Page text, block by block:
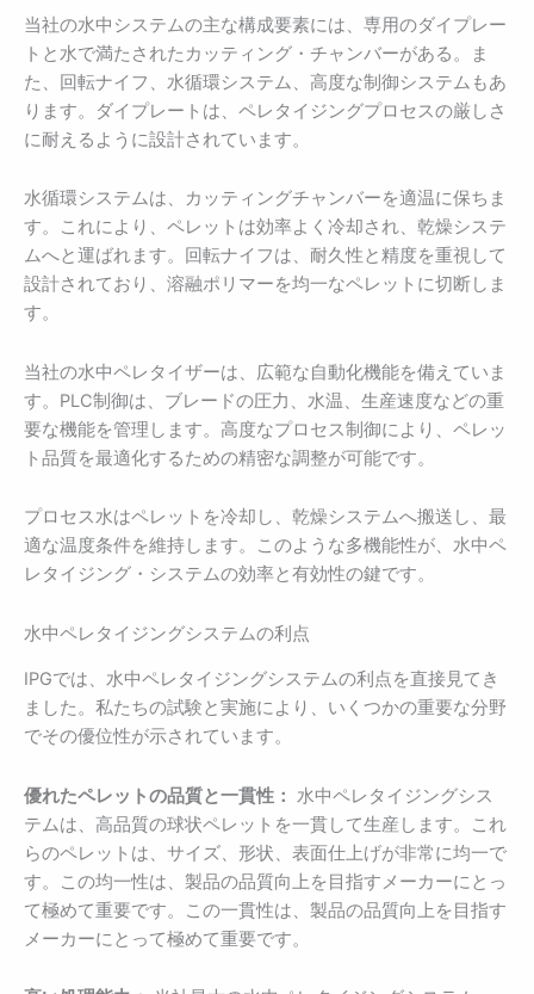
当社の水中システムの主な構成要素には、専用のダイプレー
トと水で満たされたカッティング・チャンバーがある。ま
た、回転ナイフ、水循環システム、高度な制御システムもあ
ります。ダイプレートは、ペレタイジングプロセスの厳しさ
に耐えるように設計されています。
水循環システムは、カッティングチャンバーを適温に保ちま
す。これにより、ペレットは効率よく冷却され、乾燥システ
ムへと運ばれます。回転ナイフは、耐久性と精度を重視して
設計されており、溶融ポリマーを均一なペレットに切断しま
す。
当社の水中ペレタイザーは、広範な自動化機能を備えていま
す。PLC制御は、ブレードの圧力、水温、生産速度などの重
要な機能を管理します。高度なプロセス制御により、ペレッ
ト品質を最適化するための精密な調整が可能です。
プロセス水はペレットを冷却し、乾燥システムへ搬送し、最
適な温度条件を維持します。このような多機能性が、水中ペ
レタイジング・システムの効率と有効性の鍵です。
水中ペレタイジングシステムの利点
IPGでは、水中ペレタイジングシステムの利点を直接見てき
ました。私たちの試験と実施により、いくつかの重要な分野
でその優位性が示されています。
優れたペレットの品質と一貫性： 水中ペレタイジングシス
テムは、高品質の球状ペレットを一貫して生産します。これ
らのペレットは、サイズ、形状、表面仕上げが非常に均一で
す。この均一性は、製品の品質向上を目指すメーカーにとっ
て極めて重要です。この一貫性は、製品の品質向上を目指す
メーカーにとって極めて重要です。